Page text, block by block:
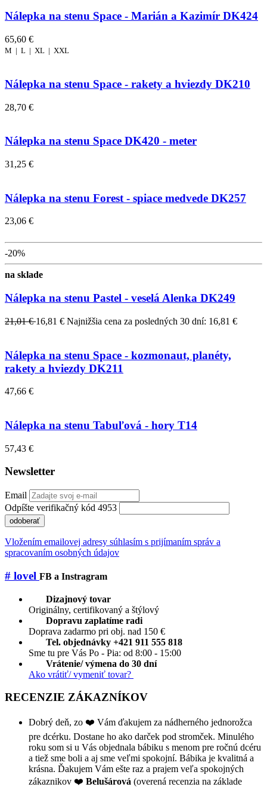
Nálepka na stenu Space - Marián a Kazimír DK424
65,60 €
M | L | XL | XXL
Nálepka na stenu Space - rakety a hviezdy DK210
28,70 €
Nálepka na stenu Space DK420 - meter
31,25 €
Nálepka na stenu Forest - spiace medvede DK257
23,06 €
-20%
na sklade
Nálepka na stenu Pastel - veselá Alenka DK249
21,01 €16,81 € Najnižšia cena za posledných 30 dní: 16,81 €
Nálepka na stenu Space - kozmonaut, planéty,
rakety a hviezdy DK211
47,66 €
Nálepka na stenu Tabuľová - hory T14
57,43 €
Newsletter
Email
Odpíšte verifikačný kód 4953
odoberať
Vložením emailovej adresy súhlasím s prijímaním správ a
spracovaním osobných údajov
# lovel FB a Instragram
Dizajnový tovar
Originálny, certifikovaný a štýlový
Dopravu zaplatíme radi
Doprava zadarmo pri obj. nad 150 €
Tel. objednávky +421 911 555 818
Sme tu pre Vás Po - Pia: od 8:00 - 15:00
Vrátenie/ výmena do 30 dní
Ako vrátiť/ vymeniť tovar?
RECENZIE ZÁKAZNÍKOV
Dobrý deň, zo ❤️ Vám ďakujem za nádherného jednorožca
pre dcérku. Dostane ho ako darček pod stromček. Minulého
roku som si u Vás objednala bábiku s menom pre ročnú dcéru
a tiež sme boli a aj sme veľmi spokojní. Bábika je kvalitná a
krásna. Ďakujem Vám ešte raz a prajem veľa spokojných
zákaznikov ❤️ Belušárová (overená recenzia na základe